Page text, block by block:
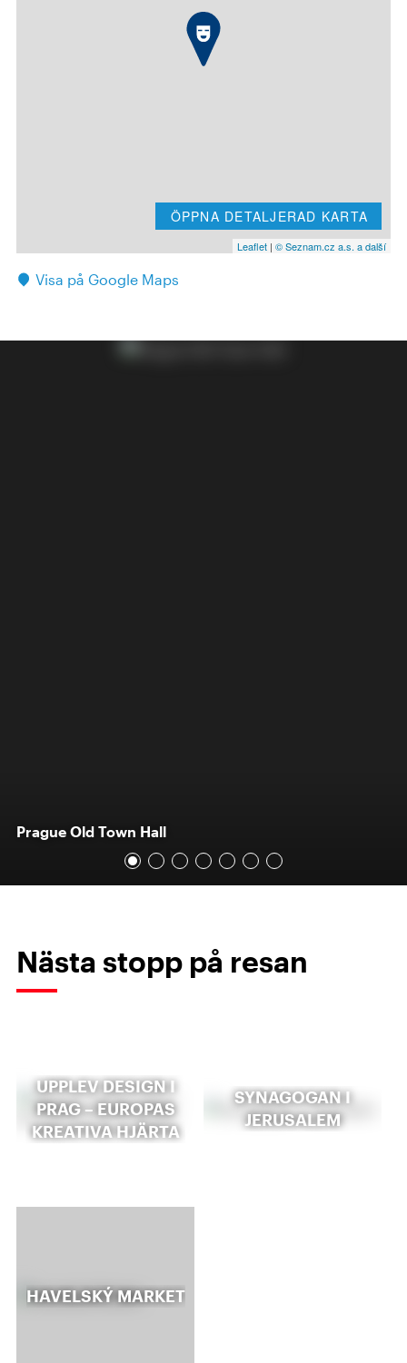
ÖPPNA DETALJERAD KARTA
Leaflet | © Seznam.cz a.s. a další
Visa på Google Maps
Prague Old Town Hall
Nästa stopp på resan
UPPLEV DESIGN I
PRAG – EUROPAS
KREATIVA HJÄRTA
SYNAGOGAN I
JERUSALEM
HAVELSKÝ MARKET